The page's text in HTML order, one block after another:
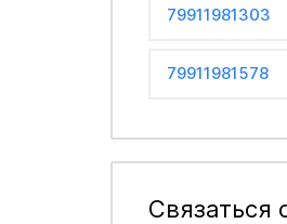
79911981303
79911981578
Связаться